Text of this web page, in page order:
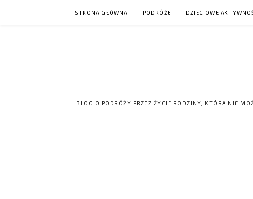
STRONA GŁÓWNA PODRÓŻE DZIECIOWE
BLOG O PODRÓŻY PRZEZ ŻYCIE RODZINY, KTÓRA NIE